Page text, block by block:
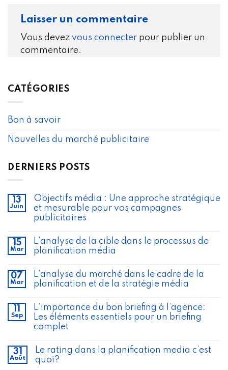
Laisser un commentaire
Vous devez vous connecter pour publier un
commentaire.
CATÉGORIES
Bon à savoir
Nouvelles du marché publicitaire
DERNIERS POSTS
13
Juin
Objectifs média : Une approche stratégique
et mesurable pour vos campagnes
publicitaires
15
Mar
L’analyse de la cible dans le processus de
planification média
07
Mar
L’analyse du marché dans le cadre de la
planification et de la stratégie média
11
Sep
L’importance du bon briefing à l’agence:
Les éléments essentiels pour un briefing
complet
31
Août
Le rating dans la planification media c’est
quoi?